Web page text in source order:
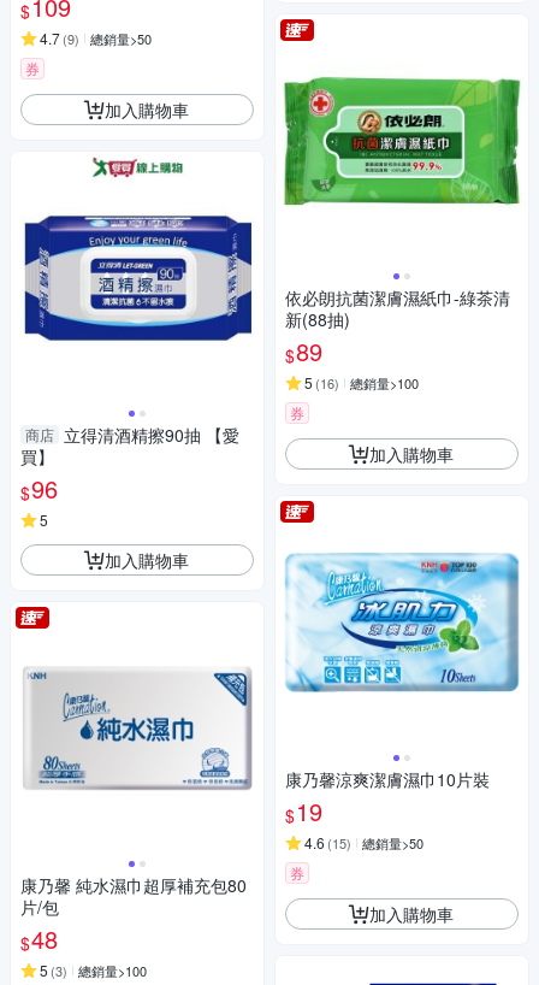
$109
4.7(9) 總銷量>50
券
加入購物車
商店 立得清酒精擦90抽 【愛
買】
$96
5
加入購物車
康乃馨 純水濕巾超厚補充包80
片/包
$48
5 (3) 總銷量>100
依必朗抗菌潔膚濕紙巾-綠茶清
新(88抽)
$89
5 (16) 總銷量>100
券
加入購物車
康乃馨涼爽潔膚濕巾10片裝
$19
4.6 (15) 總銷量>50
券
加入購物車